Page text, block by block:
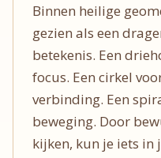
Binnen heilige
gezien als een
betekenis. Een
focus. Een cirkel
verbinding. Een
beweging. Door
kijken, kun je iets in